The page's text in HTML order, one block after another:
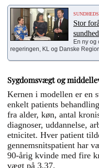
Stor
En ny og
regeringen, KL og Danske
Sygdomsvægt og
Kernen i modellen er en
enkelt patients
fra alder, køn, antal
diagnoser, uddannelse,
etnicitet. Hver patient
gennemsnitspatient har
90-årig kvinde med fire
vægt på 3,37.